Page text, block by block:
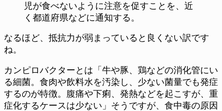
児が食べないように注意を促すことを、近
く都道府県などに通知する。
なるほど、抵抗力が弱まっていると良くない訳です
ね。
カンピロバクターとは「牛や豚、鶏などの消化管にい
る細菌。食肉や飲料水を汚染し、少ない菌量でも発症
するのが特徴。腹痛や下痢、発熱などを起こすが、重
症化するケースは少ない」そうですが、食中毒の原因